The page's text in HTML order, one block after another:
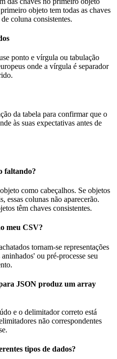
objeto tem todas as chaves
coluna consistentes.
ponto e vírgula ou tabulação
onde a vírgula é separador
da tabela para confirmar que o
às suas expectativas antes de
faltando?
como cabeçalhos. Se objetos
essas colunas não aparecerão.
têm chaves consistentes.
meu CSV?
tornam-se representações
ou pré-processe seu
JSON produz um array
e o delimitador correto está
não correspondentes
tipos de dados?